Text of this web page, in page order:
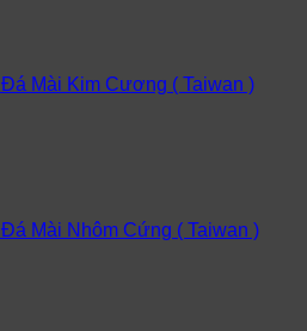
Đá Mài Kim Cương ( Taiwan )
Đá Mài Nhôm Cứng ( Taiwan )